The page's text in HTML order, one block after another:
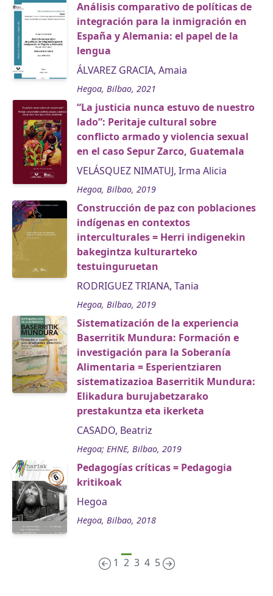
Análisis comparativo de políticas de
integración para la inmigración en
España y Alemania: el papel de la
lengua
ÁLVAREZ GRACIA, Amaia
Hegoa, Bilbao, 2021
“La justicia nunca estuvo de nuestro
lado”: Peritaje cultural sobre
conflicto armado y violencia sexual
en el caso Sepur Zarco, Guatemala
VELÁSQUEZ NIMATUJ, Irma Alicia
Hegoa, Bilbao, 2019
Construcción de paz con poblaciones
indígenas en contextos
interculturales = Herri indigenekin
bakegintza kulturarteko
testuinguruetan
RODRIGUEZ TRIANA, Tania
Hegoa, Bilbao, 2019
Sistematización de la experiencia
Baserritik Mundura: Formación e
investigación para la Soberanía
Alimentaria = Esperientziaren
sistematizazioa Baserritik Mundura:
Elikadura burujabetzarako
prestakuntza eta ikerketa
CASADO, Beatriz
Hegoa; EHNE, Bilbao, 2019
Pedagogías críticas = Pedagogia
kritikoak
Hegoa
Hegoa, Bilbao, 2018
1 2 3 4 5